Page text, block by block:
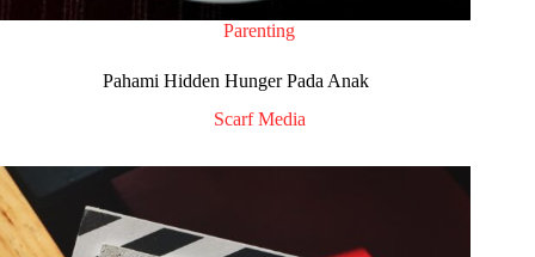
Parenting
Pahami Hidden Hunger Pada Anak
Scarf Media